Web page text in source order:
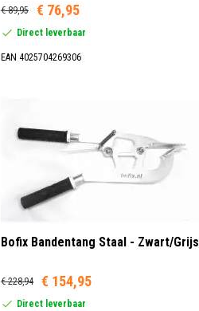
€ 89,95 € 76,95
Direct leverbaar
EAN 4025704269306
Bofix Bandentang Staal - Zwart/Grijs
€ 228,94 € 154,95
Direct leverbaar